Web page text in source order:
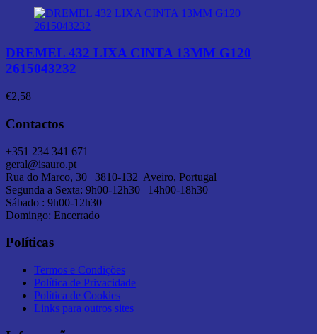
DREMEL 432 LIXA CINTA 13MM G120
2615043232
€2,58
Contactos
+351 234 341 671
geral@isauro.pt
Rua do Marco, 30 | 3810-132 Aveiro, Portugal
Segunda a Sexta: 9h00-12h30 | 14h00-18h30
Sábado : 9h00-12h30
Domingo: Encerrado
Políticas
Termos e Condições
Política de Privacidade
Política de Cookies
Links para outros sites